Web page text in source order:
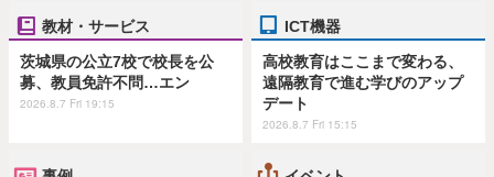
教材・サービス
茨城県の公立7校で校長を公
募、教員免許不問…エン
2026.8.7 Fri 19:15
ICT機器
高校教育はここまで変わる、
遠隔教育で進む学びのアップ
デート
2026.8.7 Fri 15:15